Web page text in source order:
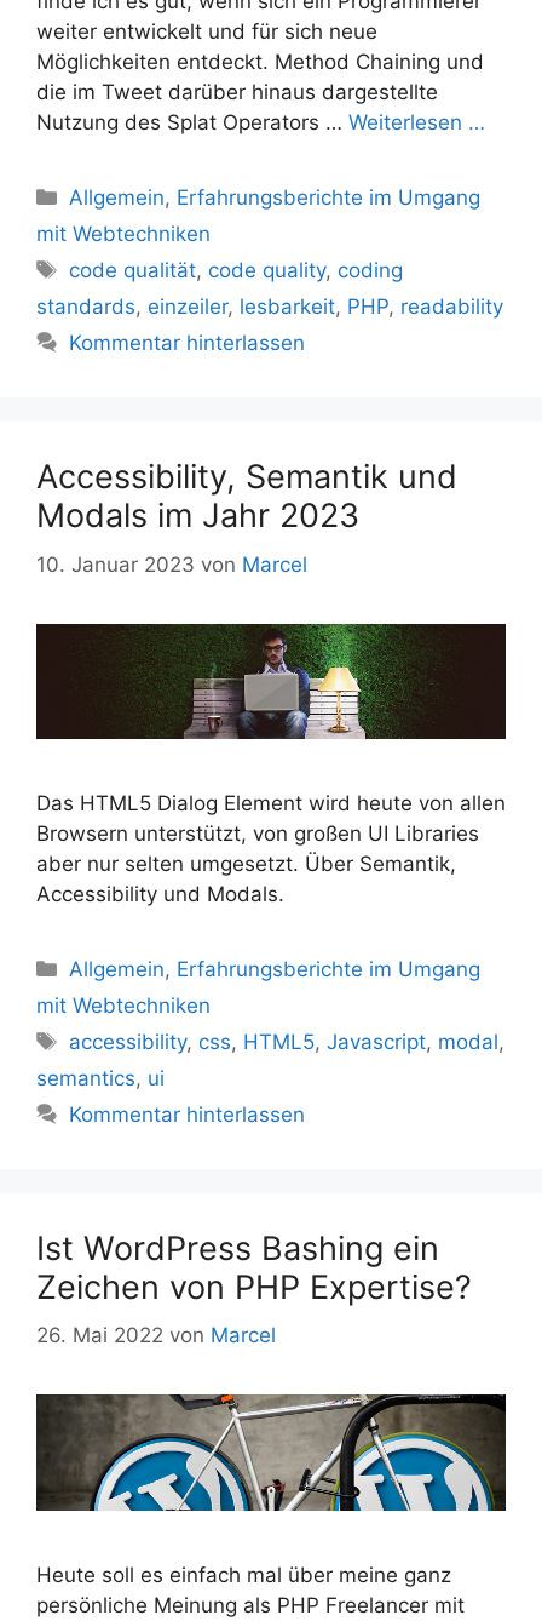
weiter entwickelt und für sich neue
Möglichkeiten entdeckt. Method Chaining und
die im Tweet darüber hinaus dargestellte
Nutzung des Splat Operators … Weiterlesen …
Kategorien
Allgemein, Erfahrungsberichte im Umgang
mit Webtechniken
Schlagwörter
code qualität, code quality, coding
standards, einzeiler, lesbarkeit, PHP, readability
Kommentar hinterlassen
Accessibility, Semantik und
Modals im Jahr 2023
10. Januar 2023 von Marcel
Das HTML5 Dialog Element wird heute von allen
Browsern unterstützt, von großen UI Libraries
aber nur selten umgesetzt. Über Semantik,
Accessibility und Modals.
Kategorien
Allgemein, Erfahrungsberichte im Umgang
mit Webtechniken
Schlagwörter
accessibility, css, HTML5,Javascript, modal,
semantics, ui
Kommentar hinterlassen
Ist WordPress Bashing ein
Zeichen von PHP Expertise?
26. Mai 2022 von Marcel
Heute soll es einfach mal über meine ganz
persönliche Meinung als PHP Freelancer mit